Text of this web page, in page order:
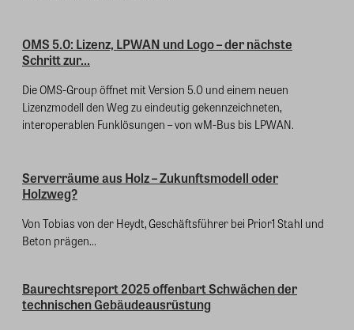
OMS 5.0: Lizenz, LPWAN und Logo – der nächste
Schritt zur...
Die OMS-Group öffnet mit Version 5.0 und einem neuen
Lizenzmodell den Weg zu eindeutig gekennzeichneten,
interoperablen Funklösungen – von wM-Bus bis LPWAN.
Serverräume aus Holz – Zukunftsmodell oder
Holzweg?
Von Tobias von der Heydt, Geschäftsführer bei Prior1 Stahl und
Beton prägen...
Baurechtsreport 2025 offenbart Schwächen der
technischen Gebäudeausrüstung